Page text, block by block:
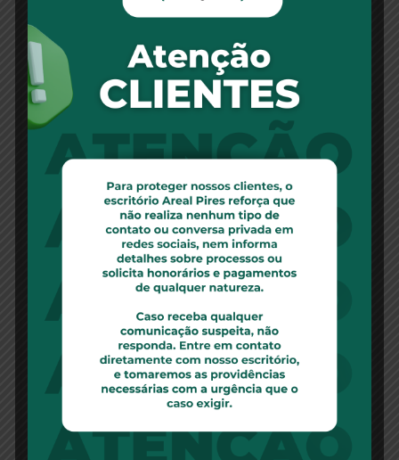
Arbitrabilidade subjetiva – Quem pode
levar litígios para via arbitral? –
17/08/2020
Por Daiane Aragão, advogada da Areal Pires
Advogados A arbitragem
Leia Mais
Uso exclusivo de imóvel por herdeiro
sem a concordância dos demais gera
obrigação de pagamento de aluguel –
13/08/2020
Por Daiane Aragão, advogada, e Alex Strotbek,
diretor da Areal